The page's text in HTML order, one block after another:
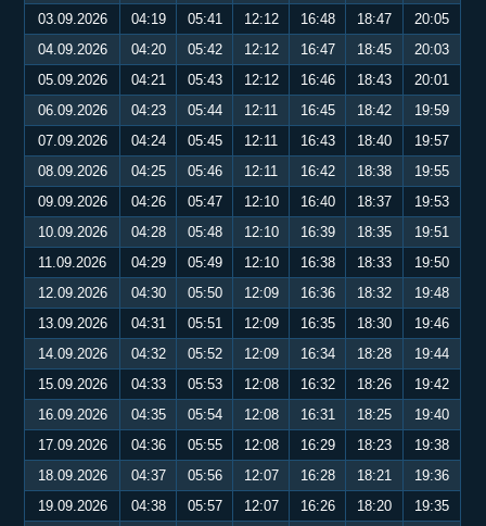
03.09.2026
04:19 05:41 12:12 16:48 18:47
20:05
04.09.2026
04:20 05:42 12:12 16:47 18:45
20:03
05.09.2026
04:21 05:43 12:12 16:46 18:43
20:01
06.09.2026
04:23 05:44 12:11 16:45 18:42
19:59
07.09.2026
04:24 05:45 12:11 16:43 18:40
19:57
08.09.2026
04:25 05:46 12:11 16:42 18:38
19:55
09.09.2026
04:26 05:47 12:10 16:40 18:37
19:53
10.09.2026
04:28 05:48 12:10 16:39 18:35
19:51
11.09.2026
04:29 05:49 12:10 16:38 18:33
19:50
12.09.2026
04:30 05:50 12:09 16:36 18:32
19:48
13.09.2026
04:31 05:51 12:09 16:35 18:30
19:46
14.09.2026
04:32 05:52 12:09 16:34 18:28
19:44
15.09.2026
04:33 05:53 12:08 16:32 18:26
19:42
16.09.2026
04:35 05:54 12:08 16:31 18:25
19:40
17.09.2026
04:36 05:55 12:08 16:29 18:23
19:38
18.09.2026
04:37 05:56 12:07 16:28 18:21
19:36
19.09.2026
04:38 05:57 12:07 16:26 18:20
19:35